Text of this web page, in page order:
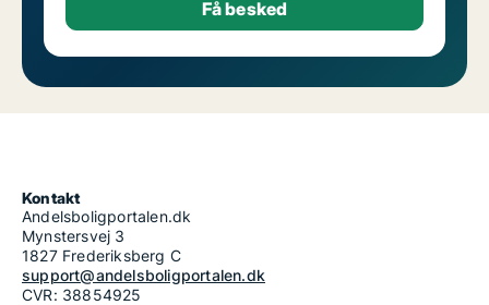
Kontakt
Andelsboligportalen.dk
Mynstersvej 3
1827 Frederiksberg C
support@andelsboligportalen.dk
CVR: 38854925